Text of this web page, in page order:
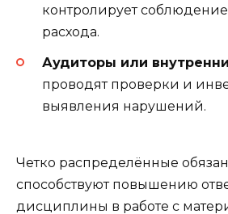
контролирует
расхода.
Аудиторы или
проводят проверки и
выявления нарушений.
Четко распределённые
способствуют повышению
дисциплины в работе с